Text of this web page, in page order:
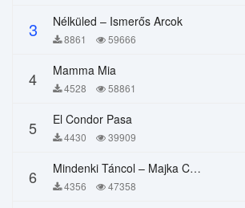
3 Nélküled – Ismerős Arcok
8861 59666
4 Mamma Mia
4528 58861
5 El Condor Pasa
4430 39909
6 Mindenki Táncol – Majka Curtis, Péter Majoros
4356 47358